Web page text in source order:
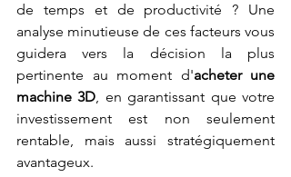
de temps et de productivité ? Une
analyse minutieuse de ces facteurs vous
guidera vers la décision la plus
pertinente au moment d'acheter une
machine 3D, en garantissant que votre
investissement est non seulement
rentable, mais aussi stratégiquement
avantageux.